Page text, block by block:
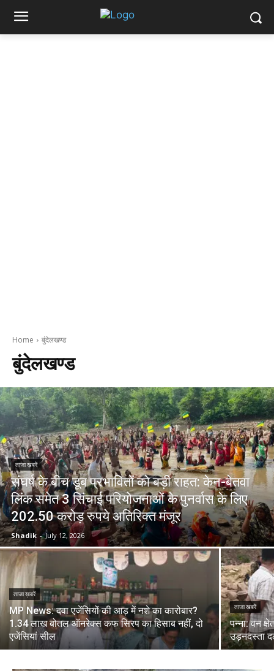
Home बुंदेलखण्ड
बुंदेलखण्ड
ताजा ख़बरें
संघर्ष के बीच डूब प्रभावितों को बड़ी राहत: केन-बेतवा
लिंक समेत 3 सिंचाई परियोजनाओं के पुनर्वास के लिए
202.50 करोड़ रुपये अतिरिक्त मंजूर
Shadik - July 12, 2026
ताजा ख़बरें
MP News: दवा एजेंसियों की आड़ में नशे का कारोबार?
1.34 लाख बोतल ऑनरेक्स कफ सिरप का हिसाब नहीं, दो
एजेंसियां सील
ताजा ख़बरें
पन्ना: वन
उड़नदस्ता